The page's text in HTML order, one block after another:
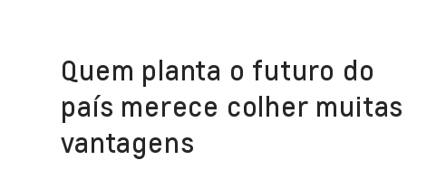
Quem planta o futuro do
país merece colher muitas
vantagens